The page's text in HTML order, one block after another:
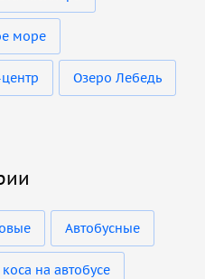
море
Озеро Лебедь
Автобусные
на автобусе